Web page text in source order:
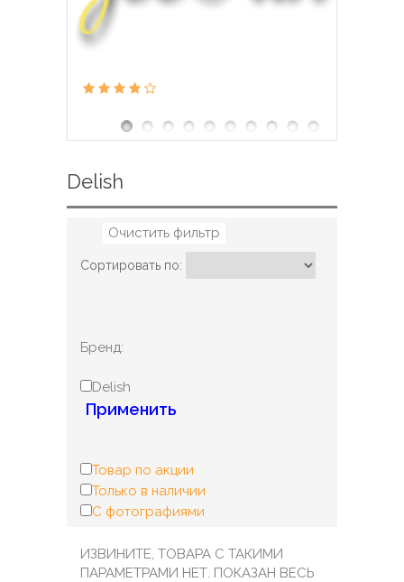
Delish
Очистить фильтр
Сортировать по:
Бренд:
Delish
Применить
Товар по акции
Только в наличии
С фотографиями
ИЗВИНИТЕ, ТОВАРА С ТАКИМИ
ПАРАМЕТРАМИ НЕТ. ПОКАЗАН ВЕСЬ